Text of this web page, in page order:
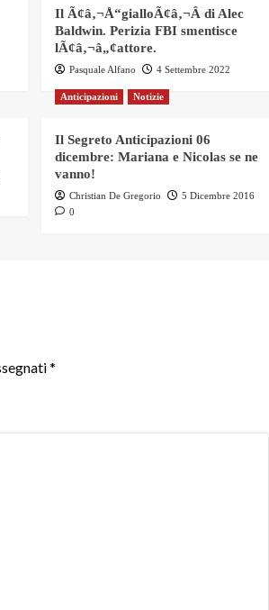
Il Ã¢â‚¬Å“gialloÃ¢â‚¬Â di Alec
Baldwin. Perizia FBI smentisce
lÃ¢â‚¬â„¢attore.
Pasquale Alfano 4 Settembre 2022
Anticipazioni Notizie
Il Segreto Anticipazioni 06
dicembre: Mariana e Nicolas se ne
vanno!
Christian De Gregorio
5 Dicembre 2016
0
*